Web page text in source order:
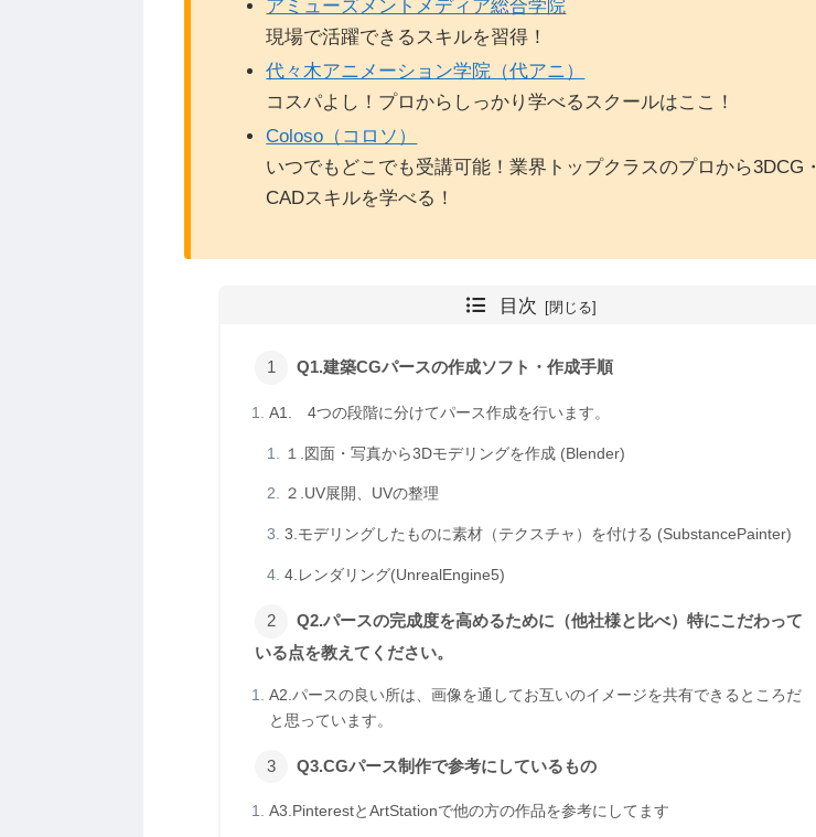
アミューズメントメディア総合学院
現場で活躍できるスキルを習得！
代々木アニメーション学院（代アニ）
コスパよし！プロからしっかり学べるスクールはここ！
Coloso（コロソ）
いつでもどこでも受講可能！業界トップクラスのプロから3DCG・
CADスキルを学べる！
目次
Q1.建築CGパースの作成ソフト・作成手順
A1. 4つの段階に分けてパース作成を行います。
１.図面・写真から3Dモデリングを作成 (Blender)
２.UV展開、UVの整理
3.モデリングしたものに素材（テクスチャ）を付ける (SubstancePainter)
4.レンダリング(UnrealEngine5)
Q2.パースの完成度を高めるために（他社様と比べ）特にこだわって
いる点を教えてください。
A2.パースの良い所は、画像を通してお互いのイメージを共有できるところだ
と思っています。
Q3.CGパース制作で参考にしているもの
A3.PinterestとArtStationで他の方の作品を参考にしてます